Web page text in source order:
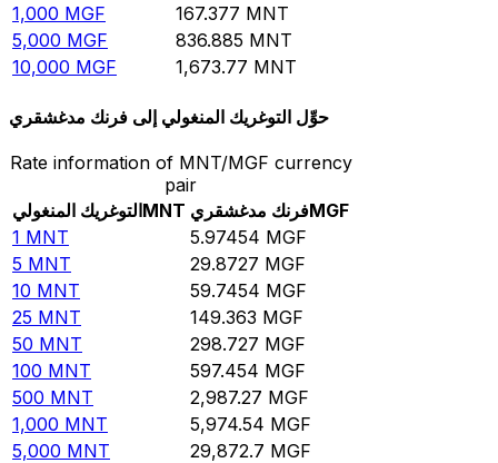
1,000 MGF 167.377 MNT
5,000 MGF 836.885 MNT
10,000 MGF 1,673.77 MNT
حوِّل التوغريك المنغولي إلى فرنك مدغشقري
Rate information of MNT/MGF currency
pair
التوغريك المنغوليMNT فرنك مدغشقريMGF
1 MNT 5.97454 MGF
5 MNT 29.8727 MGF
10 MNT 59.7454 MGF
25 MNT 149.363 MGF
50 MNT 298.727 MGF
100 MNT 597.454 MGF
500 MNT 2,987.27 MGF
1,000 MNT 5,974.54 MGF
5,000 MNT 29,872.7 MGF